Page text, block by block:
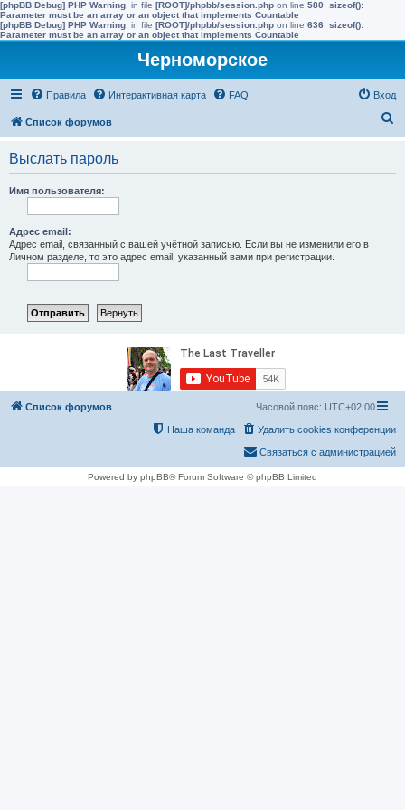
[phpBB Debug] PHP Warning: in file [ROOT]/phpbb/session.php on line 580: sizeof():
Parameter must be an array or an object that implements Countable
[phpBB Debug] PHP Warning: in file [ROOT]/phpbb/session.php on line 636: sizeof():
Parameter must be an array or an object that implements Countable
Черноморское
Правила Интерактивная карта FAQ Вход
Список форумов
Выслать пароль
Имя пользователя:
Адрес email:
Адрес email, связанный с вашей учётной записью. Если вы не изменили его в
Личном разделе, то это адрес email, указанный вами при регистрации.
Список форумов Часовой пояс: UTC+02:00
Удалить cookies конференции
Наша команда
Связаться с администрацией
Powered by phpBB® Forum Software © phpBB Limited